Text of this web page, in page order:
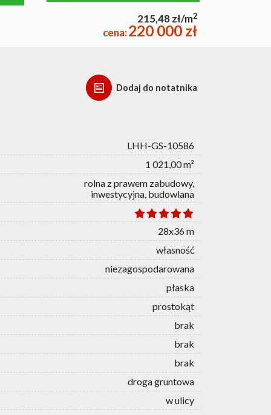
215,48 zł/m2
cena:220 000 zł
Dodaj do notatnika
LHH-GS-10586
1 021,00 m²
rolna z prawem zabudowy,
inwestycyjna, budowlana
28x36 m
własność
niezagospodarowana
płaska
prostokąt
brak
brak
brak
droga gruntowa
w ulicy